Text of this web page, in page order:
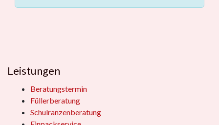
Leistungen
Beratungstermin
Füllerberatung
Schulranzenberatung